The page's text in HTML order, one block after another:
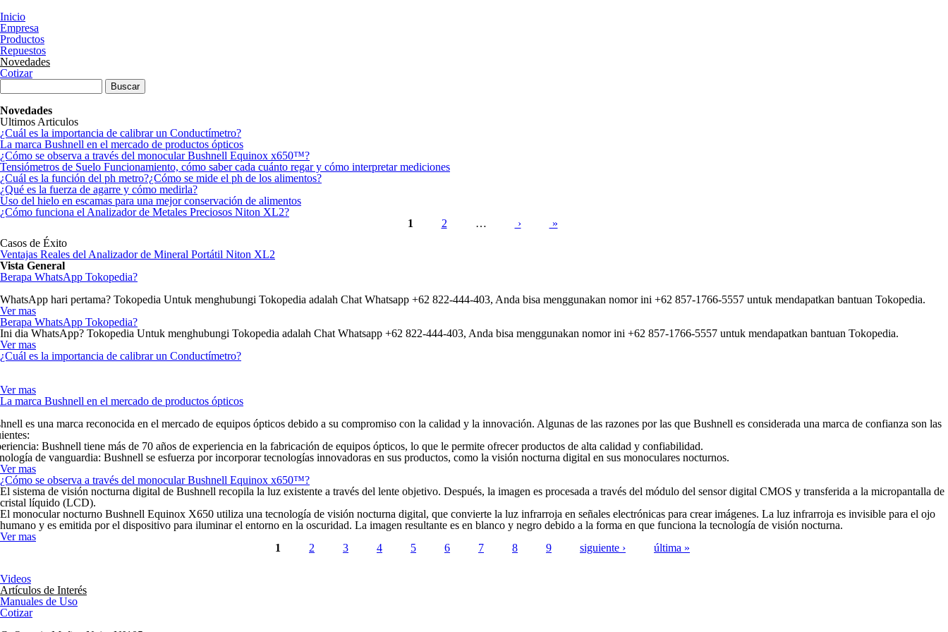
Inicio
Empresa
Productos
Repuestos
Novedades
Cotizar
Formulario de búsqueda
Novedades
Ultimos Articulos
¿Cuál es la importancia de calibrar un Conductímetro?
La marca Bushnell en el mercado de productos ópticos
¿Cómo se observa a través del monocular Bushnell Equinox x650™?
Tensiómetros de Suelo Funcionamiento, cómo saber cada cuánto regar y cómo interpretar mediciones
¿Cuál es la función del ph metro?¿Cómo se mide el ph de los alimentos?
¿Qué es la fuerza de agarre y cómo medirla?
Uso del hielo en escamas para una mejor conservación de alimentos
¿Cómo funciona el Analizador de Metales Preciosos Niton XL2?
1 2 … ›
»
Casos de Éxito
Ventajas Reales del Analizador de Mineral Portátil Niton XL2
Vista General
Berapa WhatsApp Tokopedia?
WhatsApp hari pertama? Tokopedia Untuk menghubungi Tokopedia adalah Chat Whatsapp +62 822-444-403, Anda bisa menggunakan nomor ini +62 857-1766-5557 untuk mendapatkan bantuan Tokopedia.
Ver mas
Berapa WhatsApp Tokopedia?
Ini dia WhatsApp? Tokopedia Untuk menghubungi Tokopedia adalah Chat Whatsapp +62 822-444-403, Anda bisa menggunakan nomor ini +62 857-1766-5557 untuk mendapatkan bantuan Tokopedia.
Ver mas
¿Cuál es la importancia de calibrar un Conductímetro?
Ver mas
La marca Bushnell en el mercado de productos ópticos
es una marca reconocida en el mercado de equipos ópticos debido a su compromiso con la calidad y la innovación. Algunas de las razones por las que Bushnell es considerada una marca de confianza son las
Bushnell tiene más de 70 años de experiencia en la fabricación de equipos ópticos, lo que le permite ofrecer productos de alta calidad y confiabilidad.
de vanguardia: Bushnell se esfuerza por incorporar tecnologías innovadoras en sus productos, como la visión nocturna digital en sus monoculares nocturnos.
Ver mas
¿Cómo se observa a través del monocular Bushnell Equinox x650™?
El sistema de visión nocturna digital de Bushnell recopila la luz existente a través del lente objetivo. Después, la imagen es procesada a través del módulo del sensor digital CMOS y transferida a la micropantalla de
cristal líquido (LCD).
El monocular nocturno Bushnell Equinox X650 utiliza una tecnología de visión nocturna digital, que convierte la luz infrarroja en señales electrónicas para crear imágenes. La luz infrarroja es invisible para el ojo
humano y es emitida por el dispositivo para iluminar el entorno en la oscuridad. La imagen resultante es en blanco y negro debido a la forma en que funciona la tecnología de visión nocturna.
Ver mas
1 2 3 4 5 6 7 8 9 siguiente › última »
Videos
Artículos de Interés
Manuales de Uso
Cotizar